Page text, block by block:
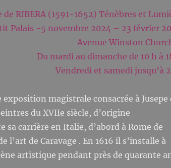
de RIBERA (1591-1652) Ténèbres et
Palais -5 novembre 2024 – 23 février
Avenue Winston
Du mardi au dimanche de 10 h à
Vendredi et samedi jusqu’à
magistrale consacrée à Jusepe
du XVIIe siècle, d’origine
sa carrière en Italie, d’abord à Rome de
l’art de Caravage . En 1616 il s’installe à
artistique pendant près de quarante